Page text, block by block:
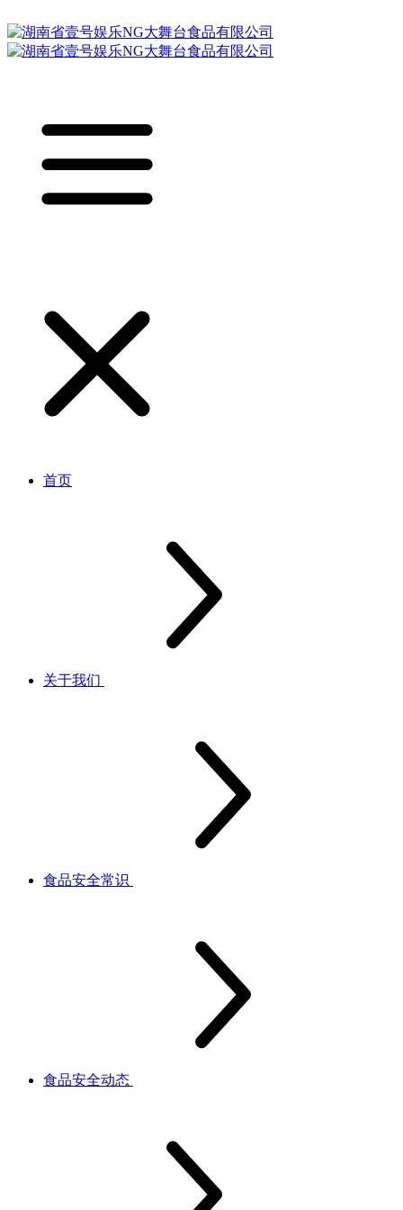
首页
关于我们
食品安全常识
食品安全动态